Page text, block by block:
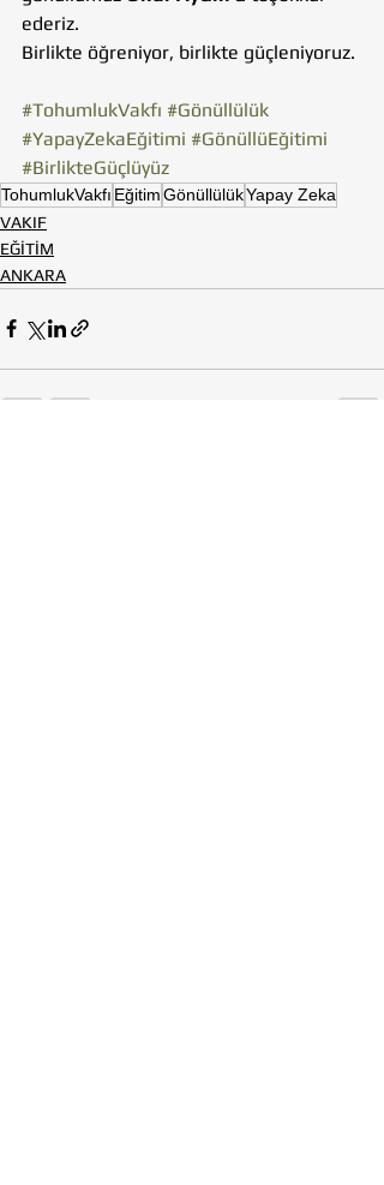
ederiz.
Birlikte öğreniyor, birlikte güçleniyoruz.
#TohumlukVakfı #Gönüllülük
#YapayZekaEğitimi #GönüllüEğitimi
#BirlikteGüçlüyüz
TohumlukVakfı EğitimGönüllülükYapay Zeka
VAKIF
EĞİTİM
ANKARA